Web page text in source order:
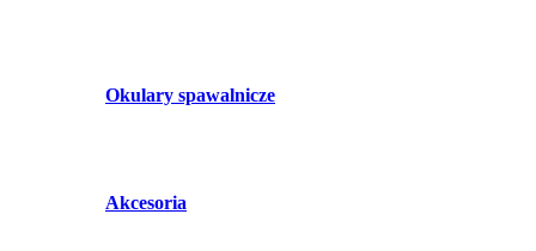
Okulary spawalnicze
Akcesoria